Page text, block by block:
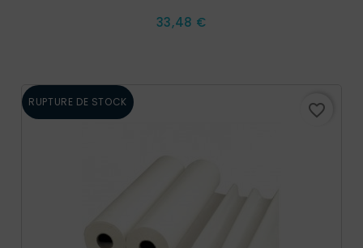
Prix
33,48 €
RUPTURE DE STOCK favorite_border